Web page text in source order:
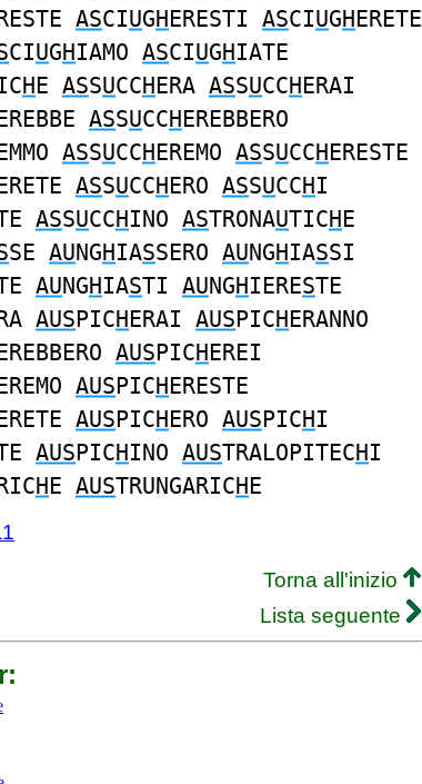
ASCIUGHERESTI ASCIUGHERETE
CIUGHIAMO ASCIUGHIATE
HE ASSUCCHERA ASSUCCHERAI
ASSUCCHEREBBERO
ASSUCCHEREMO ASSUCCHERESTE
ASSUCCHERO ASSUCCHI
ASSUCCHINO ASTRONAUTICHE
SE AUNGHIASSERO AUNGHIASSI
AUNGHIASTI AUNGHIERESTE
AUSPICHERAI AUSPICHERANNO
AUSPICHEREI
AUSPICHERESTE
AUSPICHERO AUSPICHI
AUSPICHINO AUSTRALOPITECHI
HE AUSTRUNGARICHE
Torna all'inizio
Lista seguente